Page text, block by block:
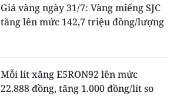
Giá vàng ngày 31/7: Vàng miếng SJC
tăng lên mức 142,7 triệu đồng/lượng
Mỗi lít xăng E5RON92 lên mức
22.888 đồng, tăng 1.000 đồng/lít so